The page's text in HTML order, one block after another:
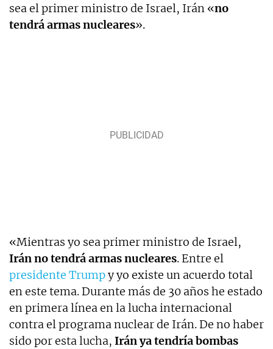
sea el primer ministro de Israel, Irán «no
tendrá armas nucleares».
«Mientras yo sea primer ministro de Israel,
Irán no tendrá armas nucleares. Entre el
presidente Trumpy yo existe un acuerdo total
en este tema. Durante más de 30 años he estado
en primera línea en la lucha internacional
contra el programa nuclear de Irán. De no haber
sido por esta lucha, Irán ya tendría bombas